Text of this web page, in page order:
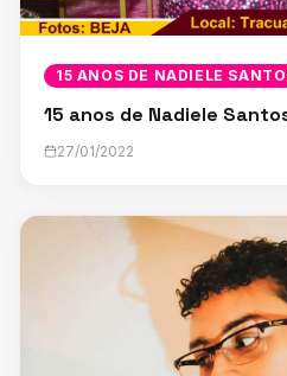
15 ANOS DE NADIELE
15 anos de Nadiele
27/01/2022